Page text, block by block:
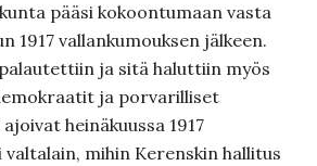
pääsi kokoontumaan vasta
1917 vallankumouksen jälkeen.
ja sitä haluttiin myös
ja porvarilliset
heinäkuussa 1917
valtalain, mihin Kerenskin hallitus